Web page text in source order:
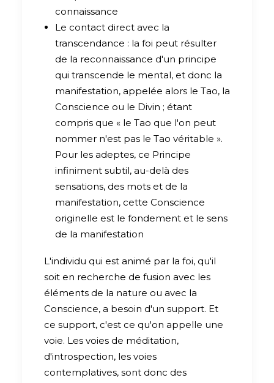
connaissance
Le contact direct avec la
transcendance : la foi peut résulter
de la reconnaissance d'un principe
qui transcende le mental, et donc la
manifestation, appelée alors le Tao, la
Conscience ou le Divin ; étant
compris que « le Tao que l'on peut
nommer n'est pas le Tao véritable ».
Pour les adeptes, ce Principe
infiniment subtil, au-delà des
sensations, des mots et de la
manifestation, cette Conscience
originelle est le fondement et le sens
de la manifestation
L'individu qui est animé par la foi, qu'il
soit en recherche de fusion avec les
éléments de la nature ou avec la
Conscience, a besoin d'un support. Et
ce support, c'est ce qu'on appelle une
voie. Les voies de méditation,
d'introspection, les voies
contemplatives, sont donc des